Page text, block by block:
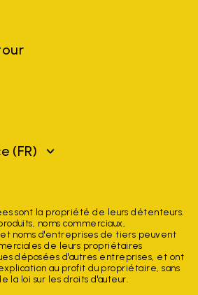
(FR)
sont la propriété de leurs détenteurs.
noms commerciaux,
et noms d'entreprises de tiers peuvent
de leurs propriétaires
déposées d'autres entreprises, et ont
au profit du propriétaire, sans
la loi sur les droits d'auteur.